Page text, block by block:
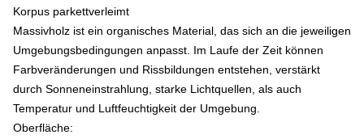
Korpus parkettverleimt
Massivholz ist ein organisches Material, das sich an die jeweiligen
Umgebungsbedingungen anpasst. Im Laufe der Zeit können
Farbveränderungen und Rissbildungen entstehen, verstärkt
durch Sonneneinstrahlung, starke Lichtquellen, als auch
Temperatur und Luftfeuchtigkeit der Umgebung.
Oberfläche: